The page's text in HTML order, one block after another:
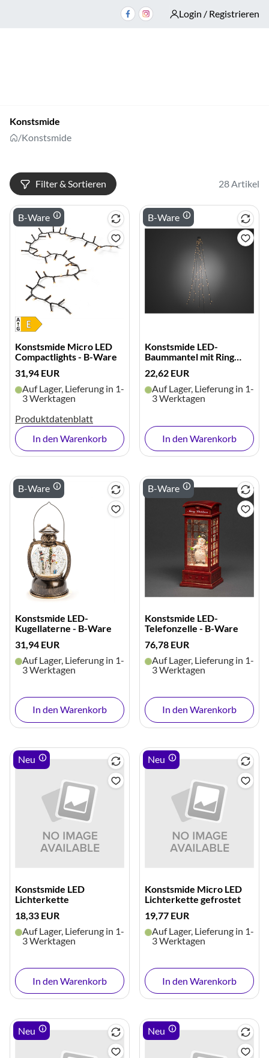
Login / Registrieren
Konstsmide
/Konstsmide
Filter & Sortieren 28 Artikel
Konstsmide Micro LED
Compactlights - B-Ware
31,94 EUR
Auf Lager, Lieferung in 1-
3 Werktagen
Produktdatenblatt
In den Warenkorb
B-Ware
Konstsmide LED-
Baummantel mit Ring
22,62 EUR
Auf Lager, Lieferung in 1-
3 Werktagen
In den Warenkorb
B-Ware
Konstsmide LED-
Kugellaterne - B-Ware
31,94 EUR
Auf Lager, Lieferung in 1-
3 Werktagen
In den Warenkorb
B-Ware
Konstsmide LED-
Telefonzelle - B-Ware
76,78 EUR
Auf Lager, Lieferung in 1-
3 Werktagen
In den Warenkorb
B-Ware
Konstsmide LED
Lichterkette
18,33 EUR
Auf Lager, Lieferung in 1-
3 Werktagen
In den Warenkorb
Neu
Konstsmide Micro LED
Lichterkette gefrostet
19,77 EUR
Auf Lager, Lieferung in 1-
3 Werktagen
In den Warenkorb
Neu
Neu Neu